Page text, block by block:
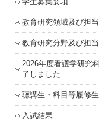
教育研究領域及び担
教育研究分野及び担
2026年度看護学研究
了しました
聴講生・科目等履修
入試結果